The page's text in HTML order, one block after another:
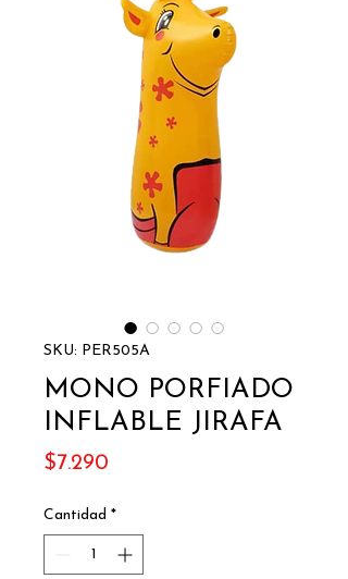
SKU: PER505A
MONO PORFIADO
INFLABLE JIRAFA
$7.290
Cantidad *